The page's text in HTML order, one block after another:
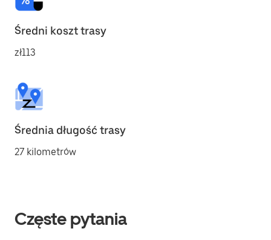
Średni koszt trasy
zł113
Średnia długość trasy
27 kilometrów
Częste pytania